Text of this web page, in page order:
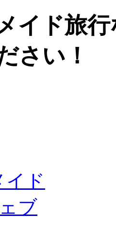
イド旅
さい！